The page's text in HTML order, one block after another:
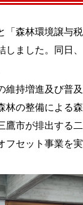
「森林環境譲与税
ました。同日、
持増進及び普及
林の整備による森
鷹市が排出する二
フセット事業を実